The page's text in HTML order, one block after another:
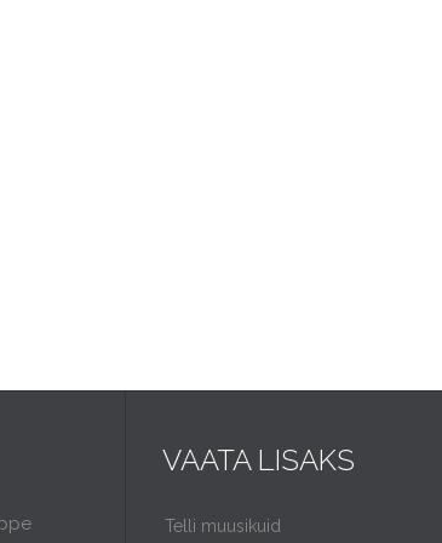
VAATA LISAKS
Telli muusikuid